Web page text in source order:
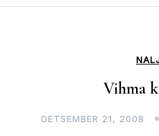
Vihma
DETSEMBER 21, 2008